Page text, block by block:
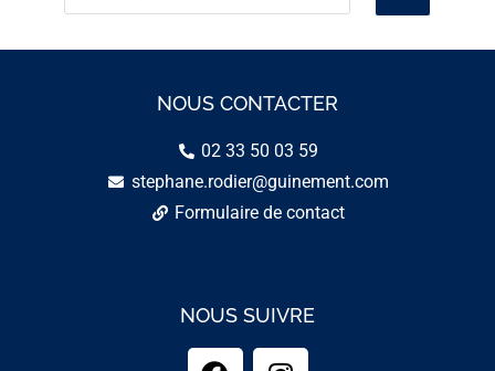
NOUS CONTACTER
02 33 50 03 59
stephane.rodier@guinement.com
Formulaire de contact
NOUS SUIVRE